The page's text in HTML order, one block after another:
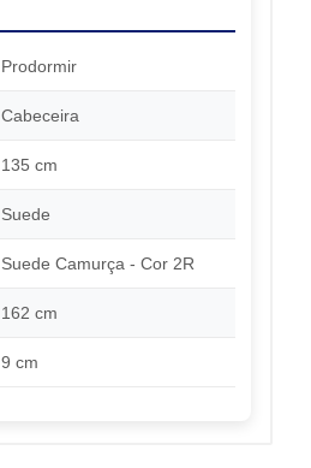
Prodormir
Cabeceira
135 cm
Suede
Suede Camurça - Cor 2R
162 cm
9 cm